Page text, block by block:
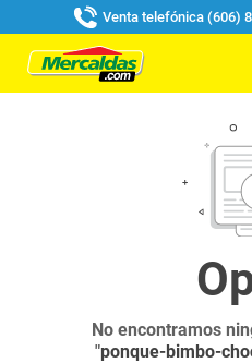
Venta telefónica (606)
No encontramos
"ponque-bimbo-